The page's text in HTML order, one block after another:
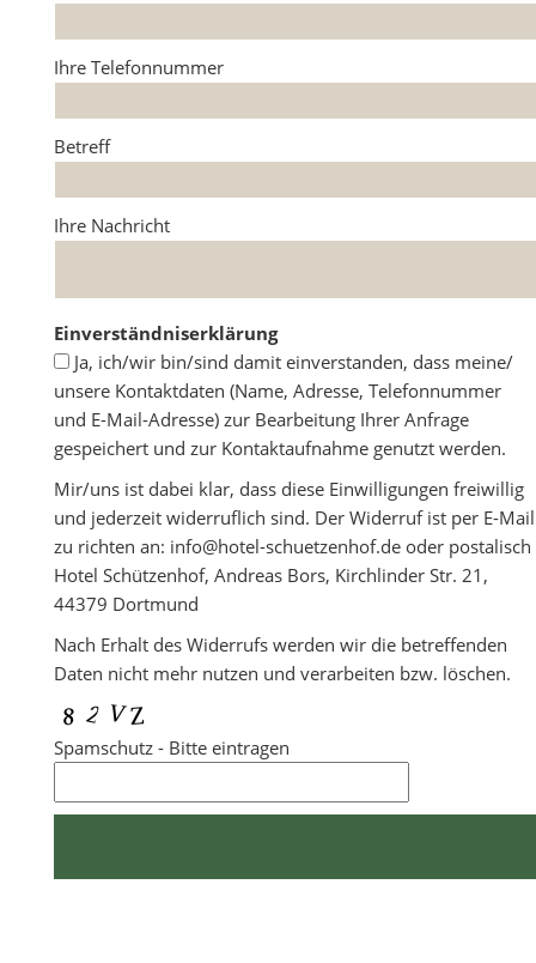
Ihre Telefonnummer
Betreff
Ihre Nachricht
Einverständniserklärung
Ja, ich/wir bin/sind damit einverstanden, dass meine/
unsere Kontaktdaten (Name, Adresse, Telefonnummer
und E-Mail-Adresse) zur Bearbeitung Ihrer Anfrage
gespeichert und zur Kontaktaufnahme genutzt werden.
Mir/uns ist dabei klar, dass diese Einwilligungen freiwillig
und jederzeit widerruflich sind. Der Widerruf ist per E-Mail
zu richten an: info@hotel-schuetzenhof.de oder postalisch
Hotel Schützenhof, Andreas Bors, Kirchlinder Str. 21,
44379 Dortmund
Nach Erhalt des Widerrufs werden wir die betreffenden
Daten nicht mehr nutzen und verarbeiten bzw. löschen.
Spamschutz - Bitte eintragen